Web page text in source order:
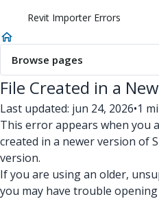
Revit Importer Errors
Browse pages
File Created in a
Last updated: jun 24, 2026•1
This error appears when you
created in a newer version of
version.
If you are using an older,
you may have trouble